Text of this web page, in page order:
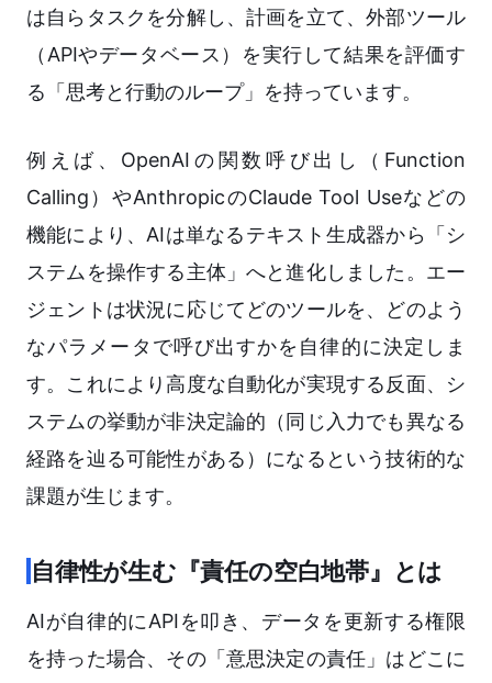
は自らタスクを分解し、計画を立て、外部ツール
（APIやデータベース）を実行して結果を評価す
る「思考と行動のループ」を持っています。
例えば、OpenAIの関数呼び出し（Function
Calling）やAnthropicのClaude Tool Useなどの
機能により、AIは単なるテキスト生成器から「シ
ステムを操作する主体」へと進化しました。エー
ジェントは状況に応じてどのツールを、どのよう
なパラメータで呼び出すかを自律的に決定しま
す。これにより高度な自動化が実現する反面、シ
ステムの挙動が非決定論的（同じ入力でも異なる
経路を辿る可能性がある）になるという技術的な
課題が生じます。
自律性が生む『責任の空白地帯』とは
AIが自律的にAPIを叩き、データを更新する権限
を持った場合、その「意思決定の責任」はどこに